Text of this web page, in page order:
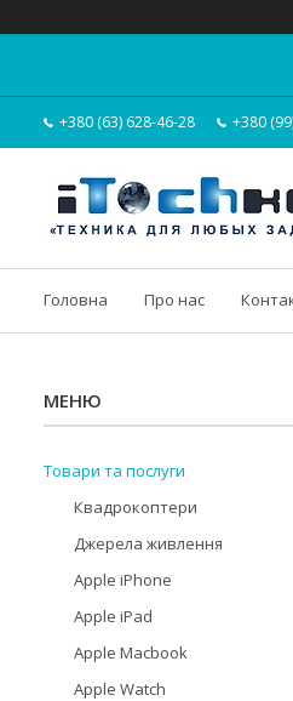
+380 (63) 628-46-28 +380
Головна Про нас
Товари та послуги
Квадрокоптери
Джерела живлення
Apple iPhone
Apple iPad
Apple Macbook
Apple Watch